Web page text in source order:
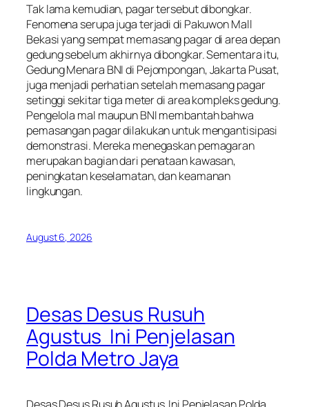
Tak lama kemudian, pagar tersebut dibongkar.
Fenomena serupa juga terjadi di Pakuwon Mall
Bekasi yang sempat memasang pagar di area depan
gedung sebelum akhirnya dibongkar. Sementara itu,
Gedung Menara BNI di Pejompongan, Jakarta Pusat,
juga menjadi perhatian setelah memasang pagar
setinggi sekitar tiga meter di area kompleks gedung.
Pengelola mal maupun BNI membantah bahwa
pemasangan pagar dilakukan untuk mengantisipasi
demonstrasi. Mereka menegaskan pemagaran
merupakan bagian dari penataan kawasan,
peningkatan keselamatan, dan keamanan
lingkungan.
August 6, 2026
Desas Desus Rusuh
Agustus Ini Penjelasan
Polda Metro Jaya